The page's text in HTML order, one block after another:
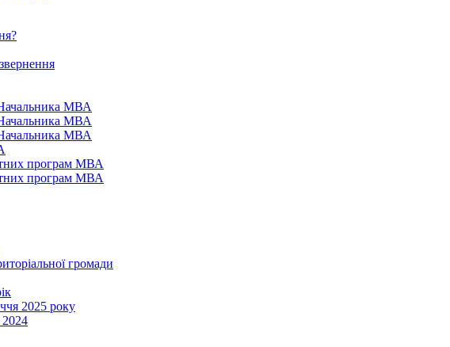
МВА
МВА
МВА
програм МВА
програм МВА
громади
2025 року